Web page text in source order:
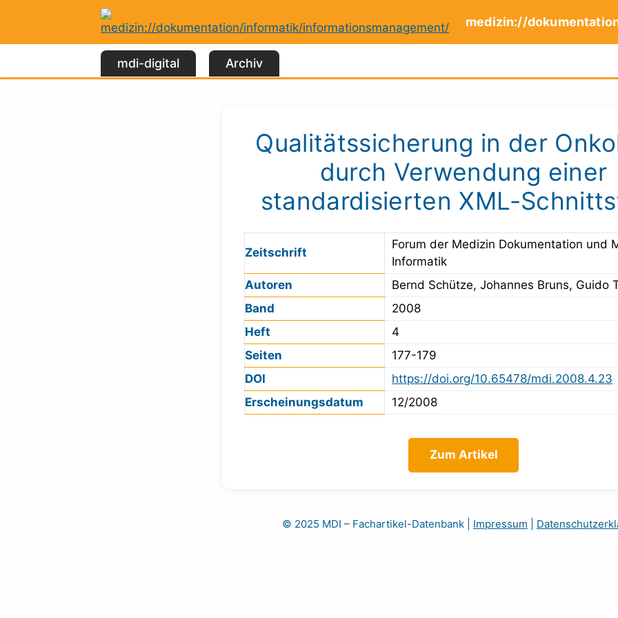
springen
medizin://
mdi-digital Archiv
Qualitätssicherung in der
durch Verwendung einer
standardisierten XML-
Zeitschrift
Forum der Medizin Dokumentation und
Informatik
Autoren
Bernd Schütze, Johannes Bruns, Guido
Band
2008
Heft
4
Seiten
177-179
DOI
https://doi.org/10.65478/mdi.2008.4.23
Erscheinungsdatum
12/2008
Zum Artikel
© 2025 MDI – Fachartikel-Datenbank Impressum